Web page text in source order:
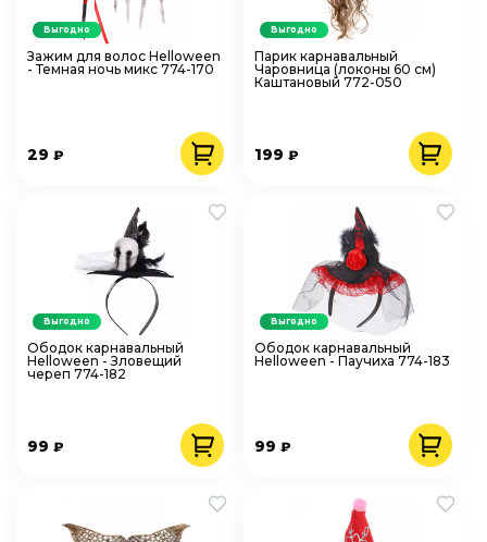
Зажим для волос Helloween
- Темная ночь микс 774-170
29 ₽
Выгодно
Парик карнавальный
Чаровница (локоны 60 см)
Каштановый 772-050
199₽
Выгодно
Ободок карнавальный
Helloween - Зловещий
череп 774-182
99 ₽
Выгодно
Ободок карнавальный
Helloween - Паучиха 774-183
99₽
Выгодно